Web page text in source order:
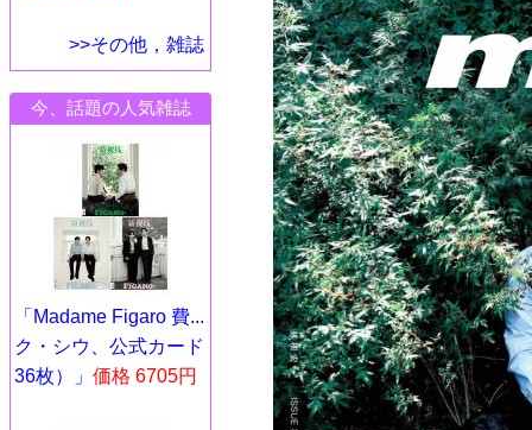
>>その他，雑誌
今、話題の人気雑誌
「Madame Figaro 費...
ク・シウ、公式カード
36枚）」 価格 6705円